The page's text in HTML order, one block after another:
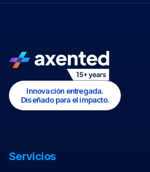
Innovación entregada.
Diseñado para el impacto.
Servicios